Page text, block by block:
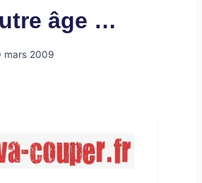
âge …
mars 2009